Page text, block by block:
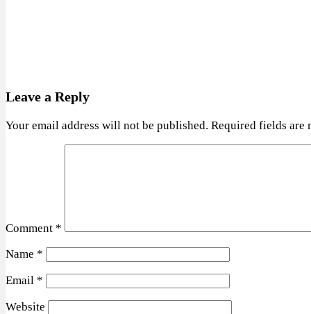
Leave a Reply
Your email address will not be published. Required fields are
Comment *
Name *
Email *
Website